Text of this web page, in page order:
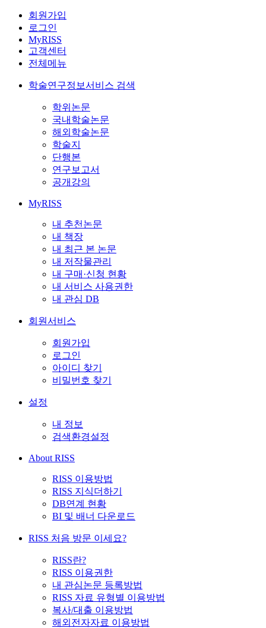
회원가입
로그인
MyRISS
고객센터
전체메뉴
학술연구정보서비스 검색
학위논문
국내학술논문
해외학술논문
학술지
단행본
연구보고서
공개강의
MyRISS
내 추천논문
내 책장
내 최근 본 논문
내 저작물관리
내 구매·신청 현황
내 서비스 사용권한
내 관심 DB
회원서비스
회원가입
로그인
아이디 찾기
비밀번호 찾기
설정
내 정보
검색환경설정
About RISS
RISS 이용방법
RISS 지식더하기
DB연계 현황
BI 및 배너 다운로드
RISS 처음 방문 이세요?
RISS란?
RISS 이용권한
내 관심논문 등록방법
RISS 자료 유형별 이용방법
복사/대출 이용방법
해외전자자료 이용방법